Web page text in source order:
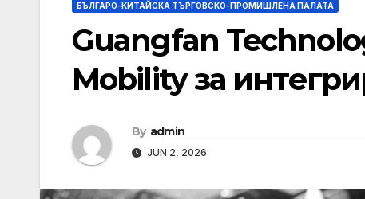
БЪЛГАРО-КИТАЙСКА ТЪРГОВСКО-ПРОМИШЛЕНА ПАЛАТА
Guangfan
Mobility за
By admin
JUN 2, 2026